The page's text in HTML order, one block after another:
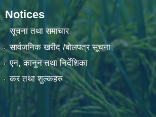
Notices
सूचना तथा समाचार
सार्वजनिक खरीद /बोलपत्र सूचना
एन, कानुन तथा निर्देशिका
कर तथा शुल्कहरु